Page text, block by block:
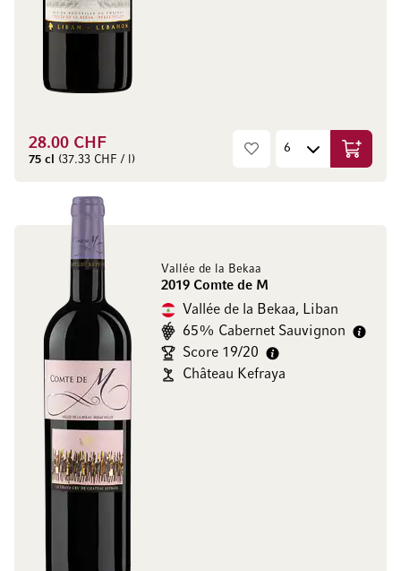
28.00 CHF
75 cl (37.33 CHF / l) Ajouter
Vallée de la Bekaa
2019 Comte de M
Vallée de la Bekaa, Liban
65% Cabernet Sauvignon
Score 19/20
Château Kefraya